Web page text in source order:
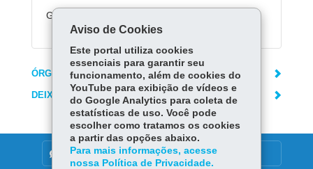
Gratuito.
ÓRGÃO RESPONSÁVEL
DEIXE SUA OPINIÃO
DENUNCIE CORRUPÇÃO
Aviso de Cookies
Este portal utiliza cookies
essenciais para garantir seu
funcionamento, além de cookies do
YouTube para exibição de vídeos e
do Google Analytics para coleta de
estatísticas de uso. Você pode
escolher como tratamos os cookies
a partir das opções abaixo.
Para mais informações, acesse
nossa Política de Privacidade.